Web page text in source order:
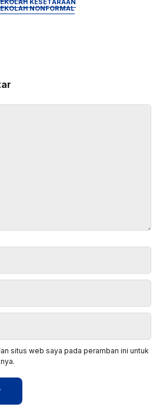
KESETARAAN
NONFORMAL
situs web saya pada peramban ini untuk